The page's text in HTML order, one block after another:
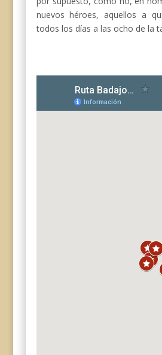
nuevos héroes, aquellos a
todos los días a las ocho de la